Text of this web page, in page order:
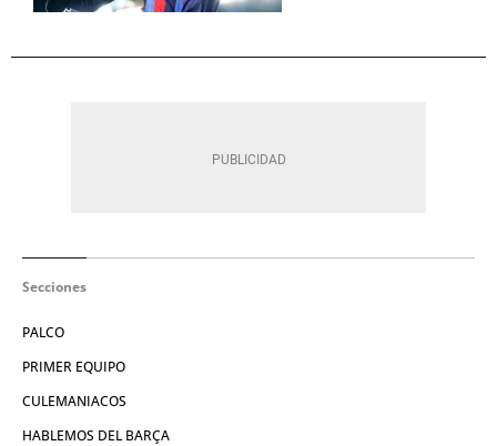
Secciones
PALCO
PRIMER EQUIPO
CULEMANIACOS
HABLEMOS DEL BARÇA